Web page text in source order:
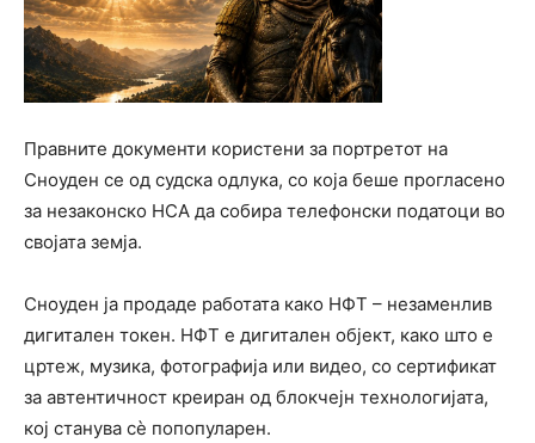
Правните документи користени за портретот на
Сноуден се од судска одлука, со која беше прогласено
за незаконско НСА да собира телефонски податоци во
својата земја.
Сноуден ја продаде работата како НФТ – незаменлив
дигитален токен. НФТ е дигитален објект, како што е
цртеж, музика, фотографија или видео, со сертификат
за автентичност креиран од блокчејн технологијата,
кој станува сè попопуларен.